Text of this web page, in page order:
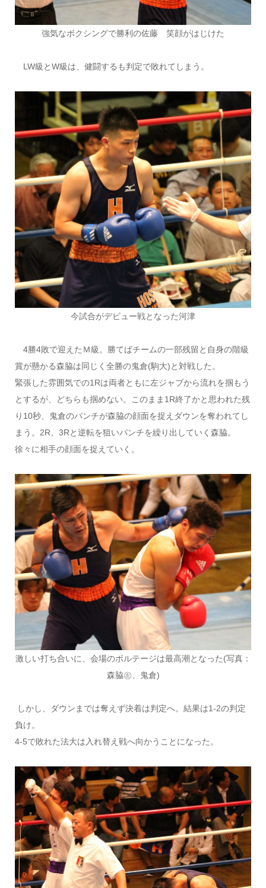
強気なボクシングで勝利の佐藤 笑顔がはじけた
LW級とW級は、健闘するも判定で敗れてしまう。
今試合がデビュー戦となった河津
4勝4敗で迎えたＭ級。勝てばチームの一部残留と自身の階級
賞が懸かる森脇は同じく全勝の鬼倉(駒大)と対戦した。
緊張した雰囲気での1Rは両者ともに左ジャブから流れを掴もう
とするが、どちらも掴めない。このまま1R終了かと思われた残
り10秒、鬼倉のパンチが森脇の顔面を捉えダウンを奪われてし
まう。2R、3Rと逆転を狙いパンチを繰り出していく森脇。
徐々に相手の顔面を捉えていく。
激しい打ち合いに、会場のボルテージは最高潮となった(写真：
森脇㊧、鬼倉)
しかし、ダウンまでは奪えず決着は判定へ。結果は1-2の判定
負け。
4-5で敗れた法大は入れ替え戦へ向かうことになった。